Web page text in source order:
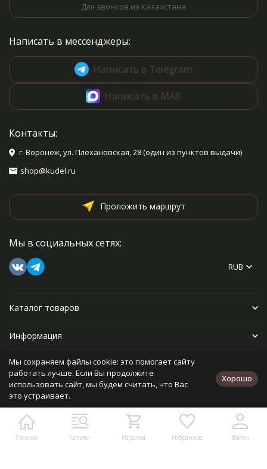
Главная Каталог Корзина Избранное Войти
Для звонков из Казахстана
Написать в мессенджеры:
Написать в Telegram
Написать в MAX
Контакты:
г. Воронеж, ул. Плехановская, 28 (один из пунктов выдачи)
shop@kudel.ru
Проложить маршрут
Мы в социальных сетях:
RUB
Каталог товаров
Информация
Прочее
Политика персональных данных
Разработано в
bodysite.ru
Мы сохраняем файлы cookie: это помогает сайту
работать лучше. Если Вы продолжите
использовать сайт, мы будем считать, что Вас
это устраивает.
Хорошо